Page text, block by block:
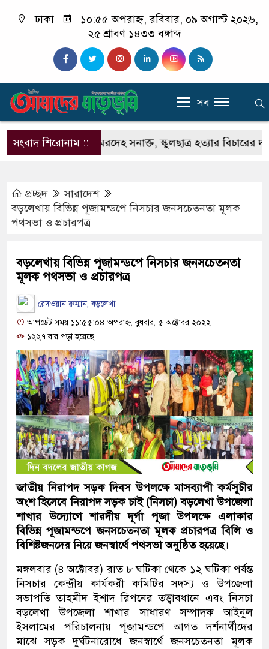
ঢাকা
১০:৫৫ অপরাহ্ন, রবিবার, ০৯ অগাস্ট ২০২৬,
২৫ শ্রাবণ ১৪৩৩ বঙ্গাব্দ
সব
সংবাদ শিরোনাম ::
বস্তাবন্দি মরদেহ সনাক্ত, স্কুলছাত্র হত্যার বিচারের দাবিতে
প্রচ্ছদ
সারাদেশ
বড়লেখায় বিভিন্ন পূজামন্ডপে নিসচার জনসচেতনতা মূলক
পথসভা ও প্রচারপত্র
বড়লেখায় বিভিন্ন পূজামন্ডপে নিসচার জনসচেতনতা
মূলক পথসভা ও প্রচারপত্র
রেদওয়ান রুম্মান, বড়লেখা
আপডেট সময় ১১:৫৫:০৪ অপরাহ্ন, বুধবার, ৫ অক্টোবর ২০২২
১২২৭ বার পড়া হয়েছে
জাতীয় নিরাপদ সড়ক দিবস উপলক্ষে মাসব্যাপী কর্মসূচীর
অংশ হিসেবে নিরাপদ সড়ক চাই (নিসচা) বড়লেখা উপজেলা
শাখার উদ্যোগে শারদীয় দূর্গা পূজা উপলক্ষে এলাকার
বিভিন্ন পূজামন্ডপে জনসচেতনতা মূলক প্রচারপত্র বিলি ও
বিশিষ্টজনদের নিয়ে জনস্বার্থে পথসভা অনুষ্ঠিত হয়েছে।
মঙ্গলবার (৪ অক্টোবর) রাত ৮ ঘটিকা থেকে ১২ ঘটিকা পর্যন্ত
নিসচার কেন্দ্রীয় কার্যকরী কমিটির সদস্য ও উপজেলা
সভাপতি তাহমীদ ইশাদ রিপনের তত্ত্বাবধানে এবং নিসচা
বড়লেখা উপজেলা শাখার সাধারণ সম্পাদক আইনুল
ইসলামের পরিচালনায় পূজামন্ডপে আগত দর্শনার্থীদের
মাঝে সড়ক দুর্ঘটনারোধে জনস্বার্থে জনসচেতনতা মূলক